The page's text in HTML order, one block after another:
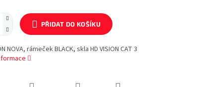
PŘIDAT DO KOŠÍKU
NOVA, rámeček BLACK, skla HD VISION CAT 3